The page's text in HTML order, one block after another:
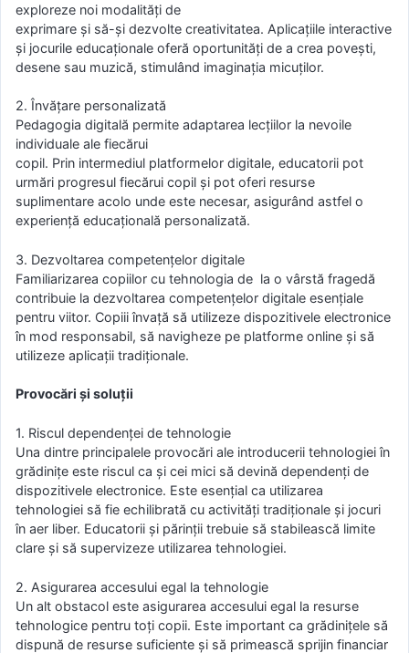
exploreze noi modalități de
exprimare și să-și dezvolte creativitatea. Aplicațiile interactive
și jocurile educaționale oferă oportunități de a crea povești,
desene sau muzică, stimulând imaginația micuților.
2. Învățare personalizată
Pedagogia digitală permite adaptarea lecțiilor la nevoile
individuale ale fiecărui
copil. Prin intermediul platformelor digitale, educatorii pot
urmări progresul fiecărui copil și pot oferi resurse
suplimentare acolo unde este necesar, asigurând astfel o
experiență educațională personalizată.
3. Dezvoltarea competențelor digitale
Familiarizarea copiilor cu tehnologia de la o vârstă fragedă
contribuie la dezvoltarea competențelor digitale esențiale
pentru viitor. Copiii învață să utilizeze dispozitivele electronice
în mod responsabil, să navigheze pe platforme online și să
utilizeze aplicații tradiționale.
Provocări și soluții
1. Riscul dependenței de tehnologie
Una dintre principalele provocări ale introducerii tehnologiei în
grădinițe este riscul ca și cei mici să devină dependenți de
dispozitivele electronice. Este esențial ca utilizarea
tehnologiei să fie echilibrată cu activități tradiționale și jocuri
în aer liber. Educatorii și părinții trebuie să stabilească limite
clare și să supervizeze utilizarea tehnologiei.
2. Asigurarea accesului egal la tehnologie
Un alt obstacol este asigurarea accesului egal la resurse
tehnologice pentru toți copii. Este important ca grădinițele să
dispună de resurse suficiente și să primească sprijin financiar